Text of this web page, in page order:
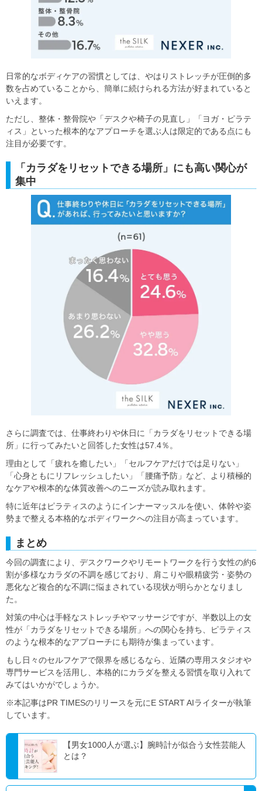
日常的なボディケアの習慣としては、やはりストレッチが圧倒的多
数を占めていることから、簡単に続けられる方法が好まれていると
いえます。
ただし、整体・整骨院や「デスクや椅子の見直し」「ヨガ・ピラテ
ィス」といった根本的なアプローチを選ぶ人は限定的である点にも
注目が必要です。
「カラダをリセットできる場所」にも高い関心が
集中
さらに調査では、仕事終わりや休日に「カラダをリセットできる場
所」に行ってみたいと回答した女性は57.4％。
理由として「疲れを癒したい」「セルフケアだけでは足りない」
「心身ともにリフレッシュしたい」「腰痛予防」など、より積極的
なケアや根本的な体質改善へのニーズが読み取れます。
特に近年はピラティスのようにインナーマッスルを使い、体幹や姿
勢まで整える本格的なボディワークへの注目が高まっています。
まとめ
今回の調査により、デスクワークやリモートワークを行う女性の約6
割が多様なカラダの不調を感じており、肩こりや眼精疲労・姿勢の
悪化など複合的な不調に悩まされている現状が明らかとなりまし
た。
対策の中心は手軽なストレッチやマッサージですが、半数以上の女
性が「カラダをリセットできる場所」への関心を持ち、ピラティス
のような根本的なアプローチにも期待が集まっています。
もし日々のセルフケアで限界を感じるなら、近隣の専用スタジオや
専門サービスを活用し、本格的にカラダを整える習慣を取り入れて
みてはいかがでしょうか。
※本記事はPR TIMESのリリースを元にE START AIライターが執筆
しています。
【男女1000人が選ぶ】腕時計が似合う女性芸能人
とは？